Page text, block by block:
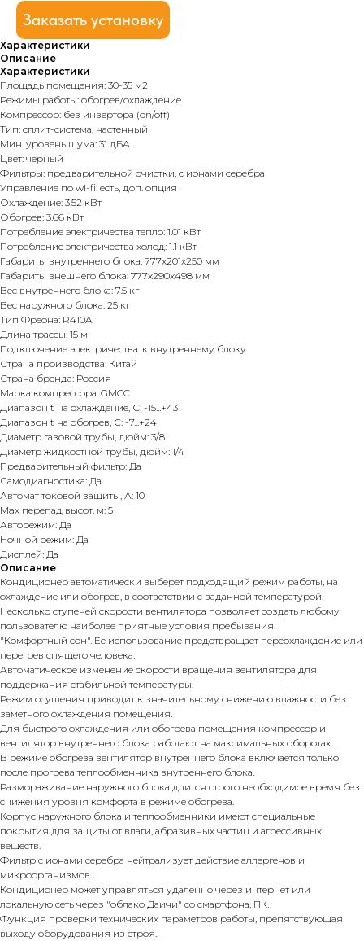
Заказать установку
Характеристики
Описание
Характеристики
Площадь помещения: 30-35 м2
Режимы работы: обогрев/охлаждение
Компрессор: без инвертора (on/off)
Тип: сплит-система, настенный
Мин. уровень шума: 31 дБА
Цвет: черный
Фильтры: предварительной очистки, с ионами серебра
Управление по wi-fi: есть, доп. опция
Охлаждение: 3.52 кВт
Обогрев: 3.66 кВт
Потребление электричества тепло: 1.01 кВт
Потребление электричества холод: 1.1 кВт
Габариты внутреннего блока: 777x201x250 мм
Габариты внешнего блока: 777x290x498 мм
Вес внутреннего блока: 7.5 кг
Вес наружного блока: 25 кг
Тип Фреона: R410A
Длина трассы: 15 м
Подключение электричества: к внутреннему блоку
Страна производства: Китай
Страна бренда: Россия
Марка компрессора: GMCC
Диапазон t на охлаждение, С: -15...+43
Диапазон t на обогрев, С: -7...+24
Диаметр газовой трубы, дюйм: 3/8
Диаметр жидкостной трубы, дюйм: 1/4
Предварительный фильтр: Да
Самодиагностика: Да
Автомат токовой защиты, А: 10
Max перепад высот, м: 5
Авторежим: Да
Ночной режим: Да
Дисплей: Да
Описание
Кондиционер автоматически выберет подходящий режим работы, на
охлаждение или обогрев, в соответствии с заданной температурой.
Несколько ступеней скорости вентилятора позволяет создать любому
пользователю наиболее приятные условия пребывания.
"Комфортный сон". Ее использование предотвращает переохлаждение или
перегрев спящего человека.
Автоматическое изменение скорости вращения вентилятора для
поддержания стабильной температуры.
Режим осушения приводит к значительному снижению влажности без
заметного охлаждения помещения.
Для быстрого охлаждения или обогрева помещения компрессор и
вентилятор внутреннего блока работают на максимальных оборотах.
В режиме обогрева вентилятор внутреннего блока включается только
после прогрева теплообменника внутреннего блока.
Размораживание наружного блока длится строго необходимое время без
снижения уровня комфорта в режиме обогрева.
Корпус наружного блока и теплообменники имеют специальные
покрытия для защиты от влаги, абразивных частиц и агрессивных
веществ.
Фильтр с ионами серебра нейтрализует действие аллергенов и
микроорганизмов.
Кондиционер может управляться удаленно через интернет или
локальную сеть через "облако Даичи" со смартфона, ПК.
Функция проверки технических параметров работы, препятствующая
выходу оборудования из строя.